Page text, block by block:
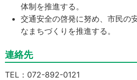
体制を推進する。
交通安全の啓発に努め、市民の
なまちづくりを推進する。
連絡先
TEL：072-892-0121